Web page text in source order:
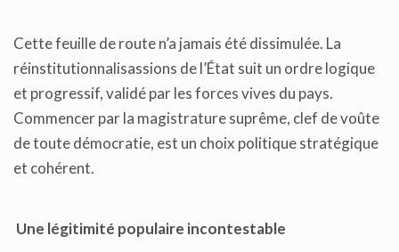
Cette feuille de route n’a jamais été dissimulée. La
réinstitutionnalisassions de l’État suit un ordre logique
et progressif, validé par les forces vives du pays.
Commencer par la magistrature suprême, clef de voûte
de toute démocratie, est un choix politique stratégique
et cohérent.
Une légitimité populaire incontestable